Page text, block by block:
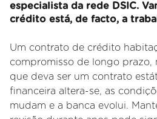
especialista da rede DSIC.
crédito está, de facto, a
Um contrato de crédito
compromisso de longo prazo,
que deva ser um contrato
financeira altera-se, as
mudam e a banca evolui.